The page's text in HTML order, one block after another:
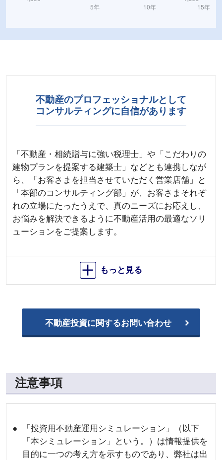
不動産のプロフェッショナルとして
コンサルティングに自信があります
「不動産・相続贈与に強い税理士」や「こだわりの
建物プランを提案する建築士」などとも連携しなが
ら、「お客さまを担当させていただく営業店舗」と
「本部のコンサルティング部」が、お客さまそれぞ
れの立場にたったうえで、真のニーズにお応えし、
お悩みを解決できるように不動産活用の最適なソリ
ューションをご提案します。
不動産投資に関するお問い合わせ
注意事項
「投資用不動産運用シミュレーション」（以下
「本シミュレーション」という。）は情報提供を
目的に一つの考え方を示すものであり、弊社は出